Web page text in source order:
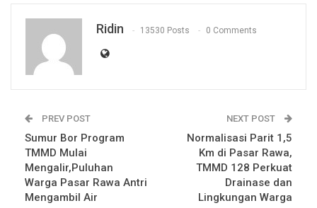
Ridin 13530 Posts 0 Comments
PREV POST
Sumur Bor Program
TMMD Mulai
Mengalir,Puluhan
Warga Pasar Rawa Antri
Mengambil Air
NEXT POST
Normalisasi Parit 1,5
Km di Pasar Rawa,
TMMD 128 Perkuat
Drainase dan
Lingkungan Warga